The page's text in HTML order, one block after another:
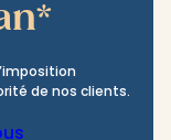
de nos clients.